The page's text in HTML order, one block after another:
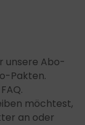
unsere Abo-
Pakten.
möchtest,
an oder